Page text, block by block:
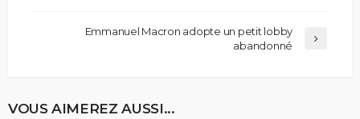
Emmanuel Macron adopte un petit lobby
abandonné
VOUS AIMEREZ AUSSI...